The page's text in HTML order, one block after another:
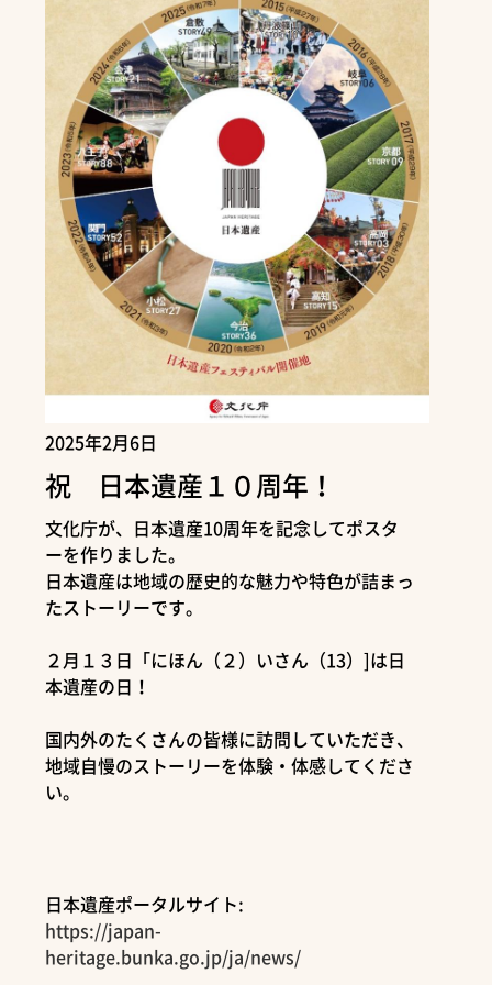
2025年2月6日
祝 日本遺産１０周年！
文化庁が、日本遺産10周年を記念してポスタ
ーを作りました。
日本遺産は地域の歴史的な魅力や特色が詰まっ
たストーリーです。
２月１３日「にほん（２）いさん（13）]は日
本遺産の日！
国内外のたくさんの皆様に訪問していただき、
地域自慢のストーリーを体験・体感してくださ
い。
日本遺産ポータルサイト:
https://japan-
heritage.bunka.go.jp/ja/news/